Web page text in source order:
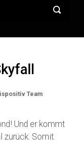
Team
Und er kommt
zurück. Somit